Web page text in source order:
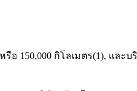
150,000 กิโลเมตร(1), และบ